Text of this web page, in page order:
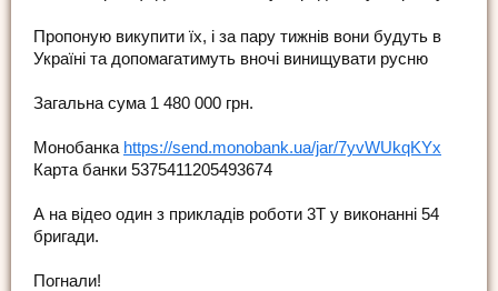
Пропоную викупити їх, і за пару тижнів вони будуть в
Україні та допомагатимуть вночі винищувати русню
Загальна сума 1 480 000 грн.
Монобанка https://send.monobank.ua/jar/7yvWUkqKYx
Карта банки 5375411205493674
А на відео один з прикладів роботи 3Т у виконанні 54
бригади.
Погнали!